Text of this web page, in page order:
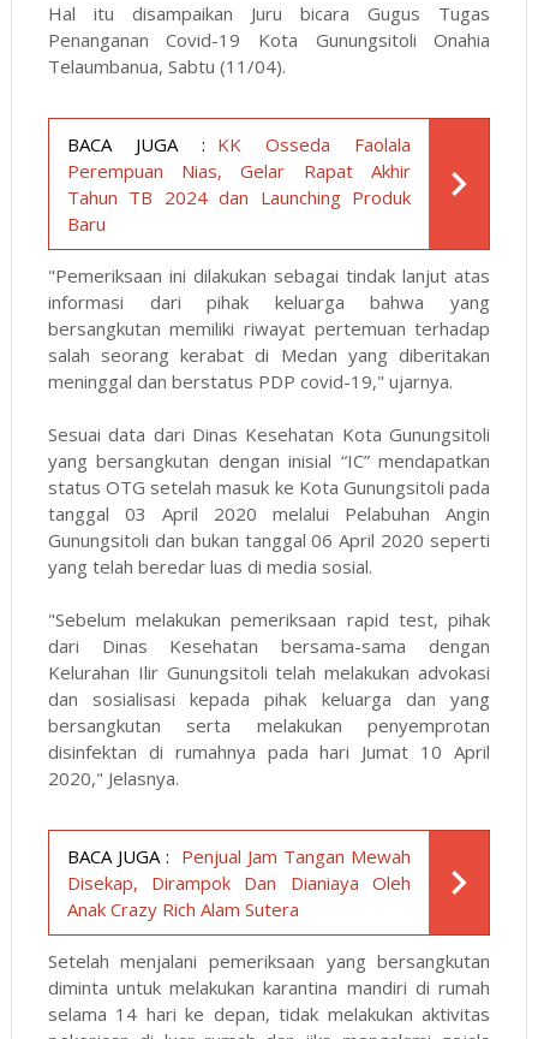
Hal itu disampaikan Juru bicara Gugus Tugas
Penanganan Covid-19 Kota Gunungsitoli Onahia
Telaumbanua, Sabtu (11/04).
BACA JUGA : KK Osseda Faolala
Perempuan Nias, Gelar Rapat Akhir
Tahun TB 2024 dan Launching Produk
Baru
"Pemeriksaan ini dilakukan sebagai tindak lanjut atas
informasi dari pihak keluarga bahwa yang
bersangkutan memiliki riwayat pertemuan terhadap
salah seorang kerabat di Medan yang diberitakan
meninggal dan berstatus PDP covid-19," ujarnya.
Sesuai data dari Dinas Kesehatan Kota Gunungsitoli
yang bersangkutan dengan inisial “IC” mendapatkan
status OTG setelah masuk ke Kota Gunungsitoli pada
tanggal 03 April 2020 melalui Pelabuhan Angin
Gunungsitoli dan bukan tanggal 06 April 2020 seperti
yang telah beredar luas di media sosial.
"Sebelum melakukan pemeriksaan rapid test, pihak
dari Dinas Kesehatan bersama-sama dengan
Kelurahan Ilir Gunungsitoli telah melakukan advokasi
dan sosialisasi kepada pihak keluarga dan yang
bersangkutan serta melakukan penyemprotan
disinfektan di rumahnya pada hari Jumat 10 April
2020," Jelasnya.
BACA JUGA : Penjual Jam Tangan Mewah
Disekap, Dirampok Dan Dianiaya Oleh
Anak Crazy Rich Alam Sutera
Setelah menjalani pemeriksaan yang bersangkutan
diminta untuk melakukan karantina mandiri di rumah
selama 14 hari ke depan, tidak melakukan aktivitas